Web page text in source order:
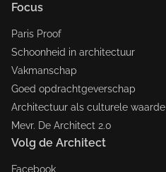
Focus
Paris Proof
Schoonheid in architectuur
Vakmanschap
Goed opdrachtgeverschap
Architectuur als culturele waarde
Mevr. De Architect 2.0
Volg de Architect
Facebook